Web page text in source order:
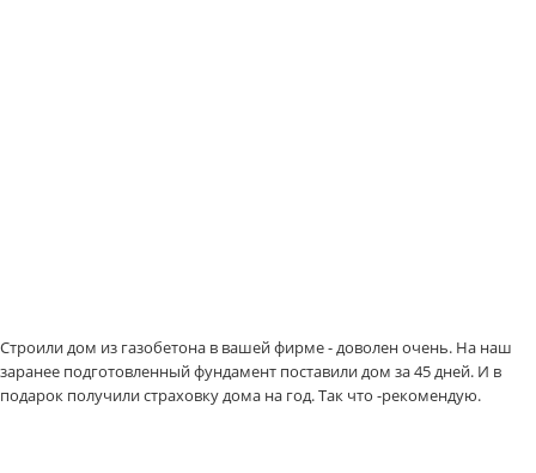
Строили дом из газобетона в вашей фирме - доволен очень. На наш
заранее подготовленный фундамент поставили дом за 45 дней. И в
подарок получили страховку дома на год. Так что -рекомендую.